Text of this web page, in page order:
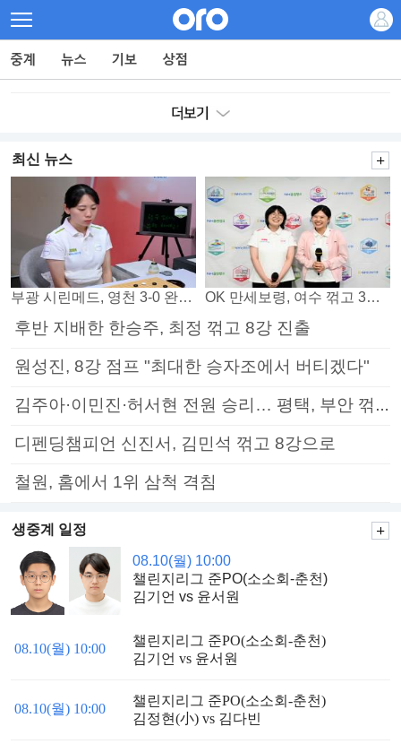
최신 뉴스
부광 시린메드, 영천 3-0 완파하며 4연패 탈출 OK 만세보령, 여수 꺾고 3연패 탈출
후반 지배한 한승주, 최정 꺾고 8강 진출
원성진, 8강 점프 "최대한 승자조에서 버티겠다"
김주아·이민진·허서현 전원 승리… 평택, 부안 꺾고 5연승
디펜딩챔피언 신진서, 김민석 꺾고 8강으로
철원, 홈에서 1위 삼척 격침
생중계 일정
08.10(월) 10:00
챌린지리그 준PO(소소회-춘천)
김기언 vs 윤서원
08.10(월) 10:00
챌린지리그 준PO(소소회-춘천)
김기언 vs 윤서원
08.10(월) 10:00
챌린지리그 준PO(소소회-춘천)
김정현(小) vs 김다빈